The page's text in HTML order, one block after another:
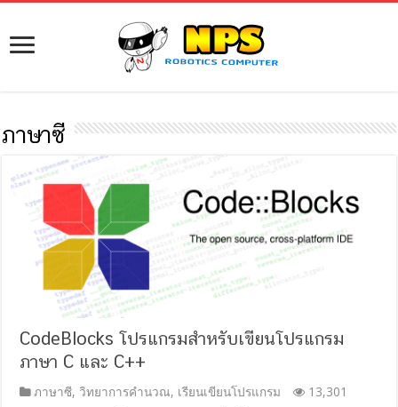
ภาษาซี
CodeBlocks โปรแกรมสำหรับเขียนโปรแกรม
ภาษา C และ C++
ภาษาซี, วิทยาการคำนวณ, เรียนเขียนโปรแกรม 13,301